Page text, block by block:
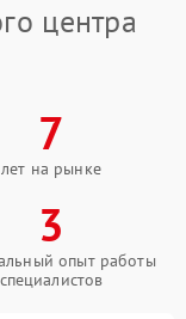
центра
7
лет на рынке
3
опыт работы
специалистов